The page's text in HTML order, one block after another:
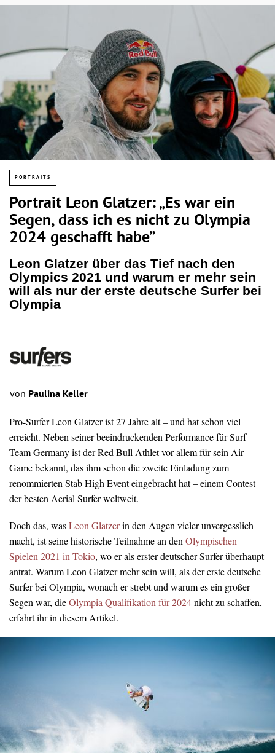
PORTRAITS
Portrait Leon Glatzer: „Es war ein
Segen, dass ich es nicht zu Olympia
2024 geschafft habe”
Leon Glatzer über das Tief nach den
Olympics 2021 und warum er mehr sein
will als nur der erste deutsche Surfer bei
Olympia
von Paulina Keller
Pro-Surfer Leon Glatzer ist 27 Jahre alt – und hat schon viel
erreicht. Neben seiner beeindruckenden Performance für Surf
Team Germany ist der Red Bull Athlet vor allem für sein Air
Game bekannt, das ihm schon die zweite Einladung zum
renommierten Stab High Event eingebracht hat – einem Contest
der besten Aerial Surfer weltweit.
Doch das, wasLeon Glatzerin den Augen vieler unvergesslich
macht, ist seine historische Teilnahme an den Olympischen
Spielen 2021 in Tokio, wo er als erster deutscher Surfer überhaupt
antrat. Warum Leon Glatzer mehr sein will, als der erste deutsche
Surfer bei Olympia, wonach er strebt und warum es ein großer
Segen war, dieOlympia Qualifikation für 2024nicht zu schaffen,
erfahrt ihr in diesem Artikel.